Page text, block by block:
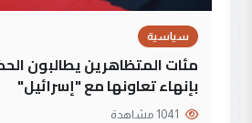
سياسية
مئات المتظاهرين يطالبون
بإنهاء تعاونها مع "إسرائيل"